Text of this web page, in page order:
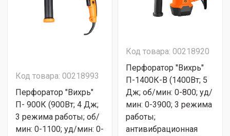
Код товара: 00218993
Перфоратор "Вихрь"
П- 900К (900Вт; 4 Дж;
3 режима работы; об/
мин: 0-1100; уд/мин: 0-
Код товара: 00218920
Перфоратор "Вихрь"
П-1400К-В (1400Вт; 5
Дж; об/мин: 0-800; уд/
мин: 0-3900; 3 режима
работы;
антивибрационная